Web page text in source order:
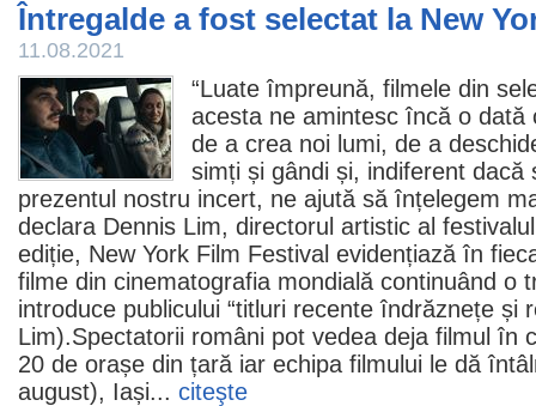
Întregalde a fost selectat la New
11.08.2021
“Luate împreună, filmele din
acesta ne amintesc încă o dată
de a crea noi lumi, de a
simți și gândi și, indiferent dacă
prezentul nostru incert, ne ajută să înțelegem
declara Dennis Lim, directorul artistic al
ediție, New York Film Festival evidențiază în
filme din cinematografia mondială continuând o
introduce publicului “titluri recente îndrăznețe și
Lim).Spectatorii români pot vedea deja filmul în
20 de orașe din țară iar echipa filmului le dă
august), Iași... citeşte